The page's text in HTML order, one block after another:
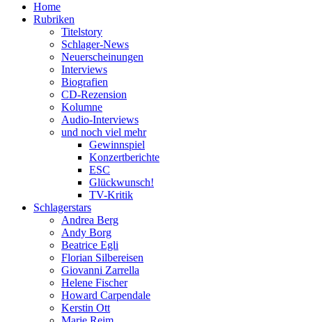
Home
Rubriken
Titelstory
Schlager-News
Neuerscheinungen
Interviews
Biografien
CD-Rezension
Kolumne
Audio-Interviews
und noch viel mehr
Gewinnspiel
Konzertberichte
ESC
Glückwunsch!
TV-Kritik
Schlagerstars
Andrea Berg
Andy Borg
Beatrice Egli
Florian Silbereisen
Giovanni Zarrella
Helene Fischer
Howard Carpendale
Kerstin Ott